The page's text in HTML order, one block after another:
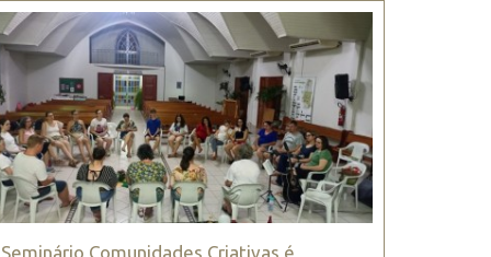
Seminário Comunidades Criativas é